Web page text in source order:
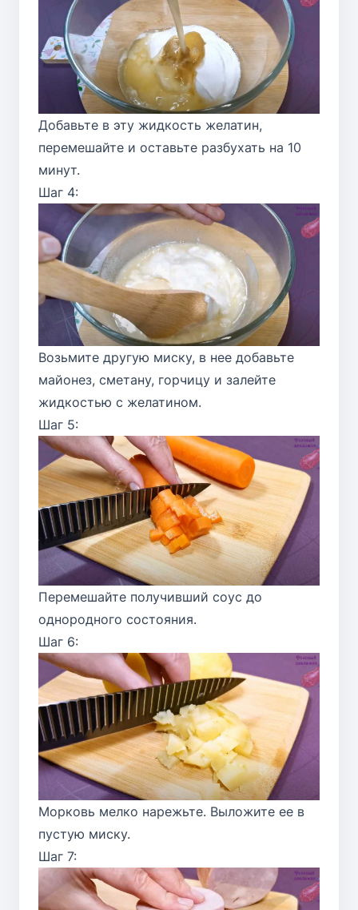
Добавьте в эту жидкость желатин,
перемешайте и оставьте разбухать на 10
минут.
Шаг 4:
Возьмите другую миску, в нее добавьте
майонез, сметану, горчицу и залейте
жидкостью с желатином.
Шаг 5:
Перемешайте получивший соус до
однородного состояния.
Шаг 6:
Морковь мелко нарежьте. Выложите ее в
пустую миску.
Шаг 7: